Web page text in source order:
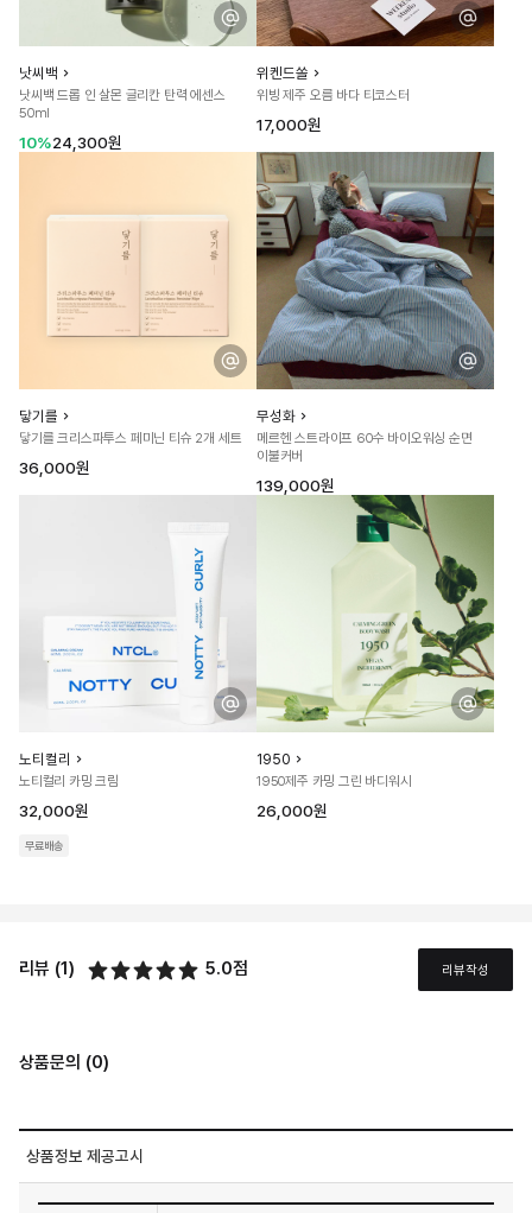
낫씨백
낫씨백 드롭 인 살몬 글리칸 탄력 에센스
50ml
10%24,300원
위켄드쏠
위빙 제주 오름 바다 티코스터
17,000원
닿기를
닿기를 크리스파투스 페미닌 티슈 2개 세트
36,000원
무성화
메르헨 스트라이프 60수 바이오워싱 순면
이불커버
139,000원
노티컬리
노티컬리 카밍 크림
32,000원
무료배송
1950
1950제주 카밍 그린 바디워시
26,000원
리뷰 (1) 5.0점 리뷰작성
상품문의 (0)
상품정보 제공고시